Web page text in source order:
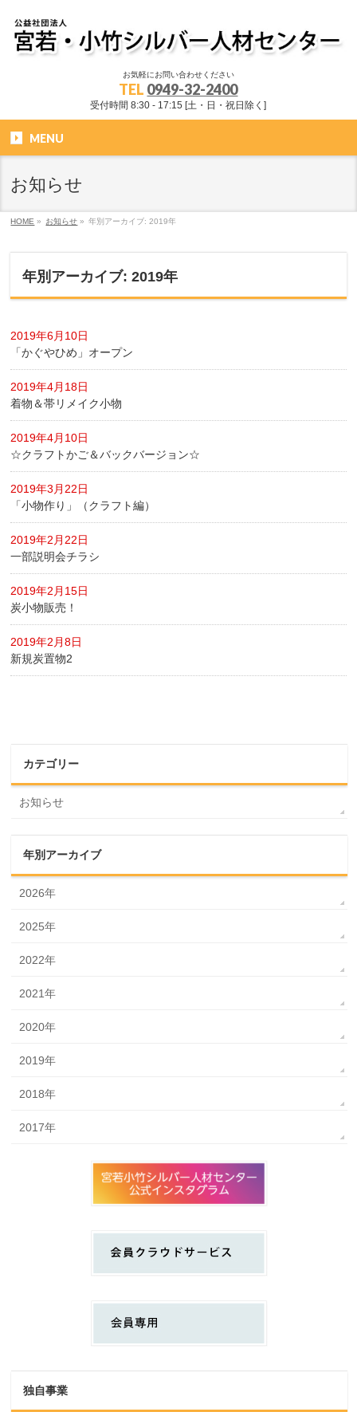
お気軽にお問い合わせください
TEL 0949-32-2400
受付時間 8:30 - 17:15 [土・日・祝日除く]
MENU
お知らせ
HOME » お知らせ » 年別アーカイブ: 2019年
年別アーカイブ: 2019年
2019年6月10日
「かぐやひめ」オープン
2019年4月18日
着物＆帯リメイク小物
2019年4月10日
☆クラフトかご＆バックバージョン☆
2019年3月22日
「小物作り」（クラフト編）
2019年2月22日
一部説明会チラシ
2019年2月15日
炭小物販売！
2019年2月8日
新規炭置物2
カテゴリー
お知らせ
年別アーカイブ
2026年
2025年
2022年
2021年
2020年
2019年
2018年
2017年
独自事業